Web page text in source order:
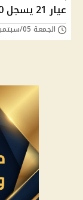
عيار 21 يسجل 4820 جنيها
الجمعة 05/سبتمبر/2025 - 02:58 م